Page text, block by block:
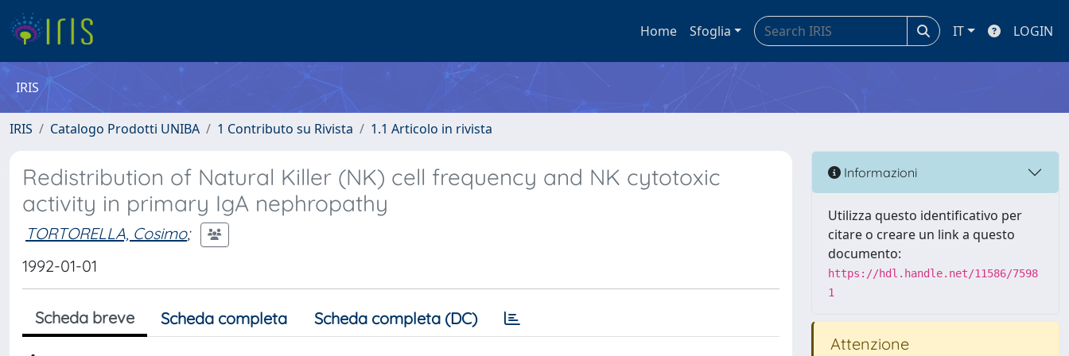
Home Sfoglia IT LOGIN
IRIS
IRIS Catalogo Prodotti UNIBA 1 Contributo su Rivista 1.1 Articolo in rivista
Redistribution of Natural Killer (NK) cell frequency and NK cytotoxic
activity in primary IgA nephropathy
TORTORELLA, Cosimo;
1992-01-01
Scheda breve Scheda completa Scheda completa (DC)
Informazioni
Utilizza questo identificativo per
citare o creare un link a questo
documento:
https://hdl.handle.net/11586/7598
1
Attenzione